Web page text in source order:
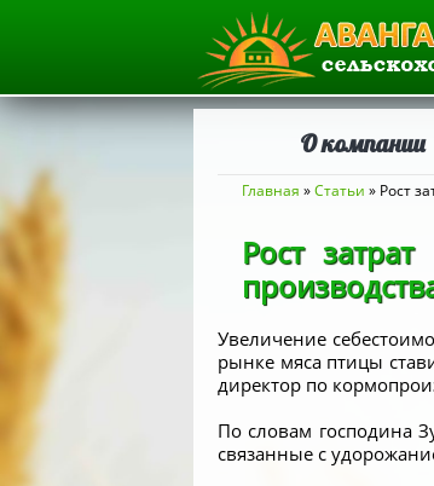
О компании
Вы здесь
Главная »Статьи » Рост
Рост
Увеличение
рынке мяса птицы
директор по
По словам господина
связанные с